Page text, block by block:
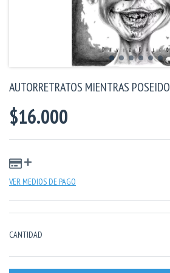
AUTORRETRATOS MIENTRAS POSEIDO
$16.000
VER MEDIOS DE PAGO
CANTIDAD